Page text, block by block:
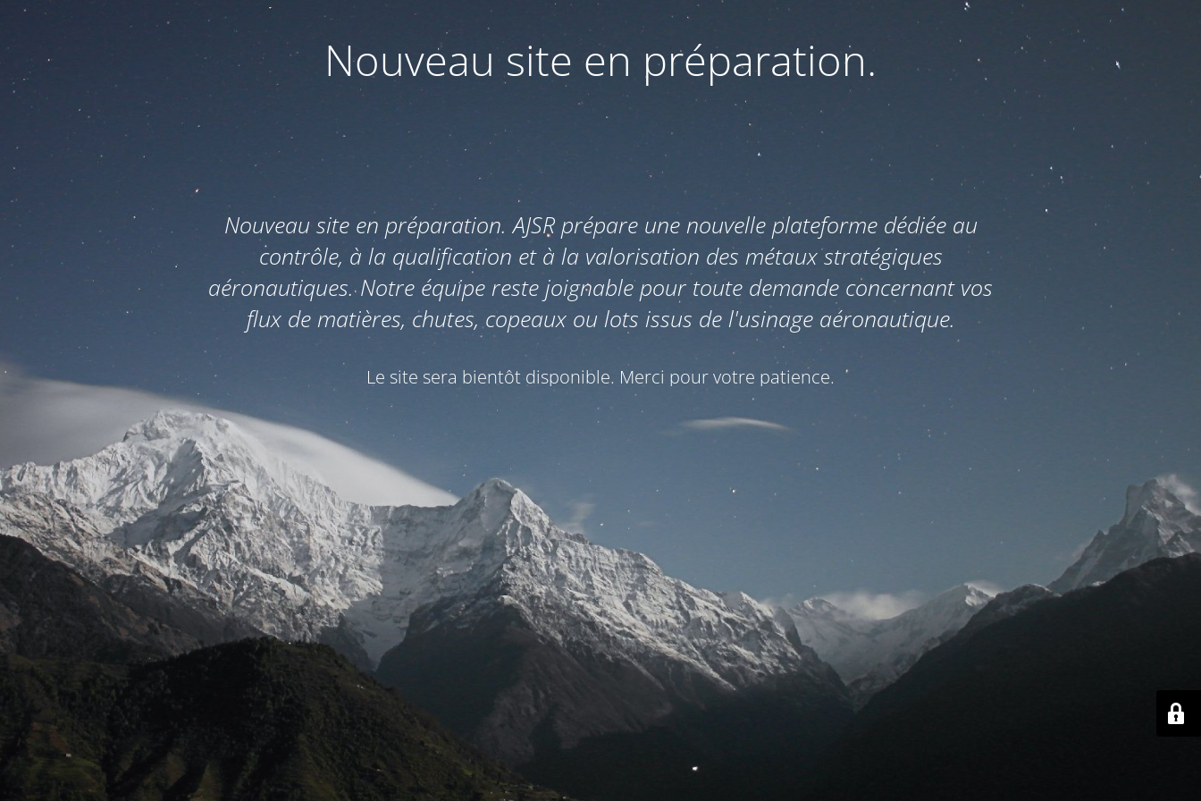
Nouveau site en préparation.
Nouveau site en préparation. AJSR prépare une nouvelle plateforme dédiée au
contrôle, à la qualification et à la valorisation des métaux stratégiques
aéronautiques. Notre équipe reste joignable pour toute demande concernant vos
flux de matières, chutes, copeaux ou lots issus de l'usinage aéronautique.
Le site sera bientôt disponible. Merci pour votre patience.